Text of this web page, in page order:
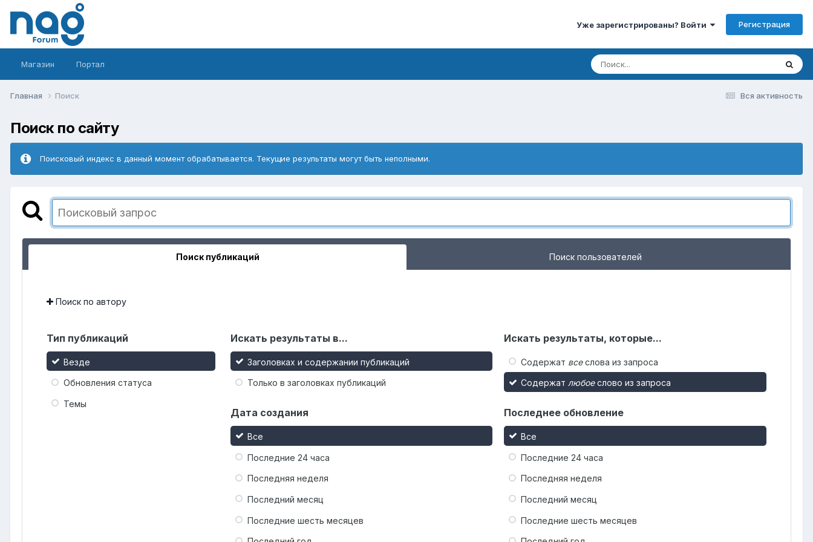
Уже зарегистрированы? Войти Регистрация
Магазин Портал
Вся активность
Главная Поиск
Поиск по сайту
Поисковый индекс в данный момент обрабатывается. Текущие результаты могут быть неполными.
Поиск публикаций Поиск пользователей
Поиск по автору
Тип публикаций
Везде
Обновления статуса
Темы
Искать результаты в...
Заголовках и содержании публикаций
Только в заголовках публикаций
Искать результаты, которые...
Содержат всеслова из запроса
Содержат любоеслово из запроса
Дата создания
Все
Последние 24 часа
Последняя неделя
Последний месяц
Последние шесть месяцев
Последнее обновление
Все
Последние 24 часа
Последняя неделя
Последний месяц
Последние шесть месяцев